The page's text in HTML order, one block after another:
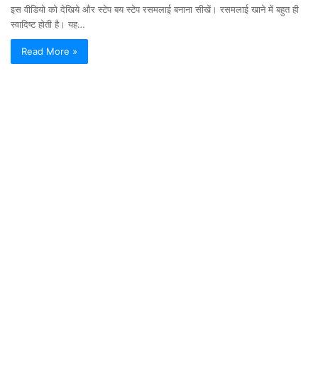
इस वीडियो को देखिये और स्टेप बय स्टेप रसमलाई बनाना सीखें। रसमलाई खाने में बहुत ही
स्वादिष्ट होती है। यह…
Read More »